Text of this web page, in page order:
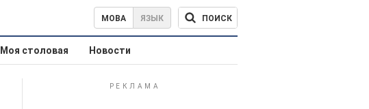
МОВА ЯЗЫК ПОИСК
Моя столовая Новости